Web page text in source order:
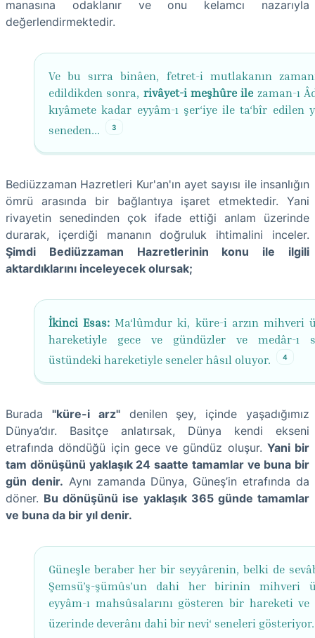
manasına odaklanır ve onu kelamcı nazarıyla
değerlendirmektedir.
Ve bu sırra binâen, fetret-i mutlakanın
edildikden sonra, rivâyet-i meşhûre ile zaman-ı
kıyâmete kadar eyyâm-ı şer‘iye ile ta‘bîr edilen
seneden...
3
Bediüzzaman Hazretleri Kur'an'ın ayet sayısı ile insanlığın
ömrü arasında bir bağlantıya işaret etmektedir. Yani
rivayetin senedinden çok ifade ettiği anlam üzerinde
durarak, içerdiği mananın doğruluk ihtimalini inceler.
Şimdi Bediüzzaman Hazretlerinin konu ile ilgili
aktardıklarını inceleyecek olursak;
İkinci Esas: Ma‘lûmdur ki, küre-i arzın mihveri
hareketiyle gece ve gündüzler ve medâr-ı
üstündeki hareketiyle seneler hâsıl oluyor.
4
Burada "küre-i arz"denilen şey, içinde yaşadığımız
Dünya’dır. Basitçe anlatırsak, Dünya kendi ekseni
etrafında döndüğü için gece ve gündüz oluşur. Yani bir
tam dönüşünü yaklaşık 24 saatte tamamlar ve buna bir
gün denir. Aynı zamanda Dünya, Güneş’in etrafında da
döner. Bu dönüşünü ise yaklaşık 365 günde tamamlar
ve buna da bir yıl denir.
Güneşle beraber her bir seyyârenin, belki de
Şemsü’ş-şümûs'un dahi her birinin mihveri
eyyâm-ı mahsûsalarını gösteren bir hareketi ve
üzerinde deverânı dahi bir nevi‘ seneleri gösteriyor.